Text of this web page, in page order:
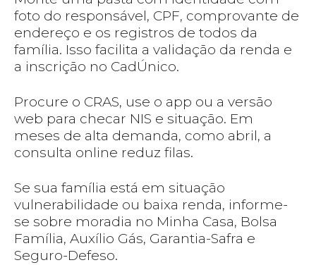
foto do responsável, CPF, comprovante de
endereço e os registros de todos da
família. Isso facilita a validação da renda e
a inscrição no CadÚnico.
Procure o CRAS, use o app ou a versão
web para checar NIS e situação. Em
meses de alta demanda, como abril, a
consulta online reduz filas.
Se sua família está em situação
vulnerabilidade ou baixa renda, informe-
se sobre moradia no Minha Casa, Bolsa
Família, Auxílio Gás, Garantia-Safra e
Seguro-Defeso.